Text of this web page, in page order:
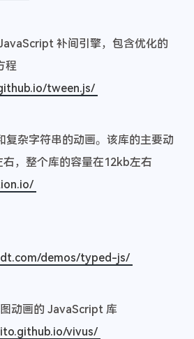
补间引擎，包含优化的
程
tween.js/
复杂字符串的动画。该库的主要动
，整个库的容量在12kb左右
demos/typed-js/
动画的 JavaScript 库
vivus/